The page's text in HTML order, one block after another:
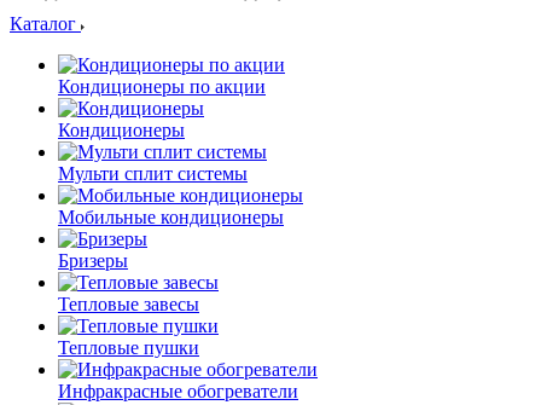
Каталог
Кондиционеры по акции
Кондиционеры
Мульти сплит системы
Мобильные кондиционеры
Бризеры
Тепловые завесы
Тепловые пушки
Инфракрасные обогреватели